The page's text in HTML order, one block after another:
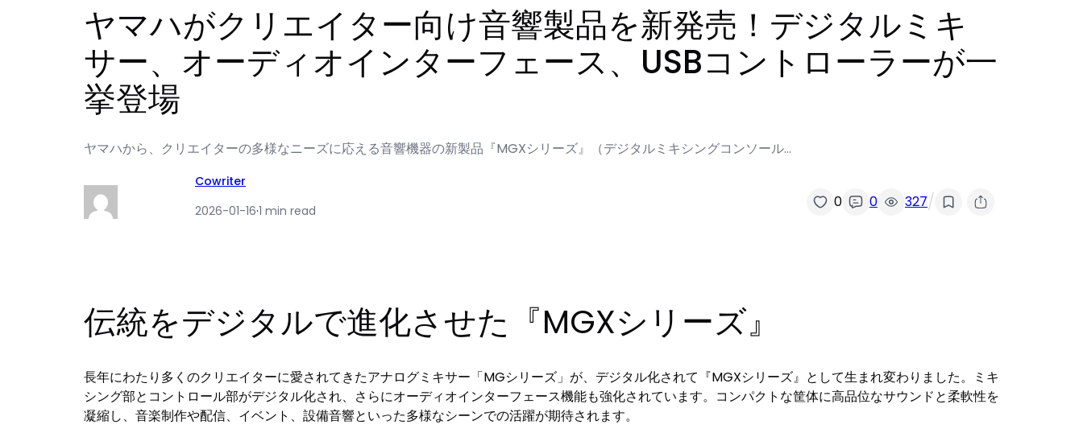
ヤマハがクリエイター向け音響製品を新発売！デジタルミキ
サー、オーディオインターフェース、USBコントローラーが一
挙登場
ヤマハから、クリエイターの多様なニーズに応える音響機器の新製品『MGXシリーズ』（デジタルミキシングコンソール…
Cowriter
2026-01-16·1 min read 0 0 327/
伝統をデジタルで進化させた『MGXシリーズ』
長年にわたり多くのクリエイターに愛されてきたアナログミキサー「MGシリーズ」が、デジタル化されて『MGXシリーズ』として生まれ変わりました。ミキ
シング部とコントロール部がデジタル化され、さらにオーディオインターフェース機能も強化されています。コンパクトな筐体に高品位なサウンドと柔軟性を
凝縮し、音楽制作や配信、イベント、設備音響といった多様なシーンでの活躍が期待されます。